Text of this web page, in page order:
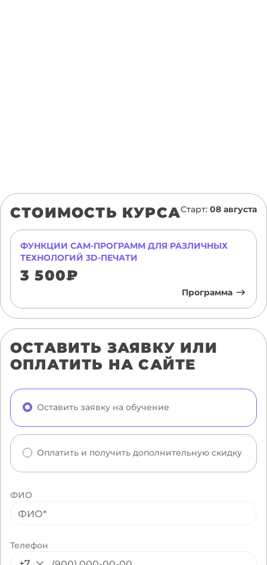
СТОИМОСТЬ КУРСАСтарт: 08 августа
ФУНКЦИИ CAM-ПРОГРАММ ДЛЯ РАЗЛИЧНЫХ
ТЕХНОЛОГИЙ 3D-ПЕЧАТИ
3 500₽
Программа
ОСТАВИТЬ ЗАЯВКУ ИЛИ
ОПЛАТИТЬ НА САЙТЕ
Оставить заявку на обучение
Оплатить и получить дополнительную скидку
ФИО
Телефон